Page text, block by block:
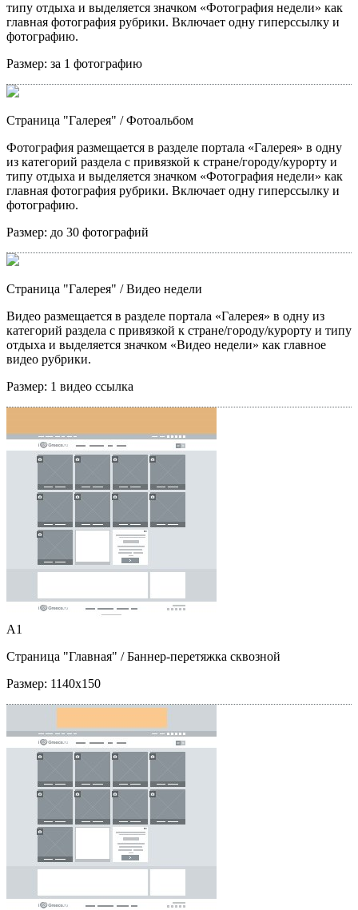
типу отдыха и выделяется значком «Фотография недели» как
главная фотография рубрики. Включает одну гиперссылку и
фотографию.
Размер: за 1 фотографию
Страница "Галерея" / Фотоальбом
Фотография размещается в разделе портала «Галерея» в одну
из категорий раздела с привязкой к стране/городу/курорту и
типу отдыха и выделяется значком «Фотография недели» как
главная фотография рубрики. Включает одну гиперссылку и
фотографию.
Размер: до 30 фотографий
Страница "Галерея" / Видео недели
Видео размещается в разделе портала «Галерея» в одну из
категорий раздела с привязкой к стране/городу/курорту и типу
отдыха и выделяется значком «Видео недели» как главное
видео рубрики.
Размер: 1 видео ссылка
A1
Страница "Главная" / Баннер-перетяжка сквозной
Размер: 1140x150